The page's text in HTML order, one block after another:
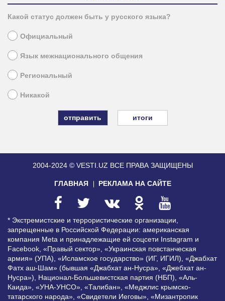
Какой статус должен быть у русского языка?
Официальный
Язык межнационального общения
Региональный
Никакой
итоги
2004-2024 © VESTI.UZ ВСЕ ПРАВА ЗАЩИЩЕНЫ
ГЛАВНАЯ РЕКЛАМА НА САЙТЕ
* Экстремистские и террористические организации,
запрещенные в Российской Федерации: американская
компания Meta и принадлежащие ей соцсети Instagram и
Facebook, «Правый сектор», «Украинская повстанческая
армия» (УПА), «Исламское государство» (ИГ, ИГИЛ), «Джабхат
Фатх аш-Шам» (бывшая «Джабхат ан-Нусра», «Джебхат ан-
Нусра»), Национал-Большевистская партия (НБП), «Аль-
Каида», «УНА-УНСО», «Талибан», «Меджлис крымско-
татарского народа», «Свидетели Иеговы», «Мизантропик